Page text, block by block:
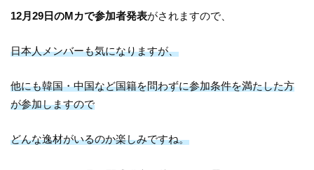
12月29日のMカで参加者発表がされますので、
日本人メンバーも気になりますが、
他にも韓国・中国など国籍を問わずに参加条件を満たした方
が参加しますので
どんな逸材がいるのか楽しみですね。